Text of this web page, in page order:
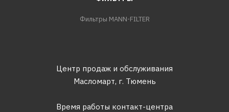
Фильтры MANN-FILTER
Центр продаж и обслуживания
Масломарт, г. Тюмень
Время работы контакт-центра